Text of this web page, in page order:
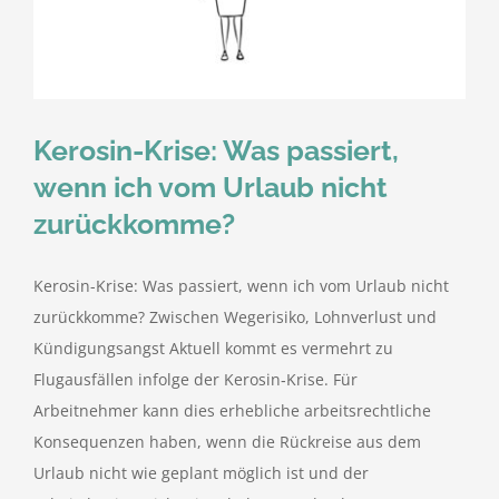
Blog
Impressum
Datenschutzerklärung
Kerosin-Krise: Was passiert,
wenn ich vom Urlaub nicht
zurückkomme?
Kerosin-Krise: Was passiert, wenn ich vom Urlaub nicht
zurückkomme? Zwischen Wegerisiko, Lohnverlust und
Kündigungsangst Aktuell kommt es vermehrt zu
Flugausfällen infolge der Kerosin‑Krise. Für
Arbeitnehmer kann dies erhebliche arbeitsrechtliche
Konsequenzen haben, wenn die Rückreise aus dem
Urlaub nicht wie geplant möglich ist und der